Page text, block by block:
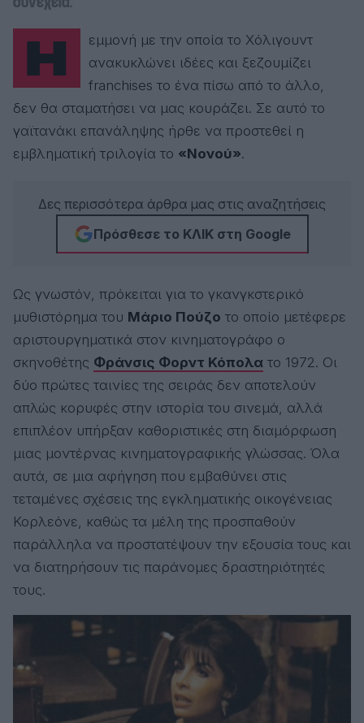
Η εμμονή με την οποία το Χόλιγουντ
ανακυκλώνει ιδέες και ξεζουμίζει
franchises το ένα πίσω από το άλλο,
δεν θα σταματήσει να μας κουράζει. Σε αυτό το
γαϊτανάκι επανάληψης ήρθε να προστεθεί η
εμβληματική τριλογία το «Νονού».
Δες περισσότερα άρθρα μας στις αναζητήσεις
Πρόσθεσε το ΚΛΙΚ στη Google
Ως γνωστόν, πρόκειται για το γκανγκστερικό
μυθιστόρημα του Μάριο Πούζο το οποίο μετέφερε
αριστουργηματικά στον κινηματογράφο ο
σκηνοθέτης Φράνσις Φορντ Κόπολα το 1972. Οι
δύο πρώτες ταινίες της σειράς δεν αποτελούν
απλώς κορυφές στην ιστορία του σινεμά, αλλά
επιπλέον υπήρξαν καθοριστικές στη διαμόρφωση
μιας μοντέρνας κινηματογραφικής γλώσσας. Όλα
αυτά, σε μια αφήγηση που εμβαθύνει στις
τεταμένες σχέσεις της εγκληματικής οικογένειας
Κορλεόνε, καθώς τα μέλη της προσπαθούν
παράλληλα να προστατέψουν την εξουσία τους και
να διατηρήσουν τις παράνομες δραστηριότητές
τους.